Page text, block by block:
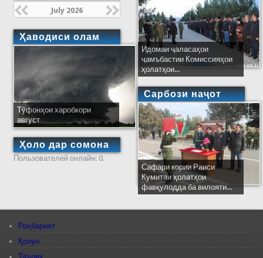
July 2026
Ҳаводиси олам
Тӯфонҳои харобкори
август
Ҳоло дар сомона
Пользователей онлайн: 0.
Идомаи ҷаласаҳои
ҷамъбастии Комиссияҳои
ҳолатҳои...
Сарбози наҷот
Сафари кории Раиси
Кумитаи ҳолатҳои
фавқулодда ба вилояти...
Роҳбарият
Қонун